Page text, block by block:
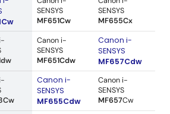
SENSYS
MF651Cw
SENSYS
MF655Cx
Canon i-
SENSYS
MF651Cdw
Canon i-
SENSYS
MF657Cdw
Canon i-
SENSYS
MF655Cdw
Canon i-
SENSYS
MF657Cw